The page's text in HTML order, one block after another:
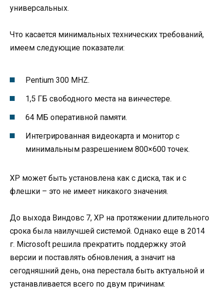
универсальных.
Что касается минимальных технических требований,
имеем следующие показатели:
Pentium 300 MHZ.
1,5 ГБ свободного места на винчестере.
64 МБ оперативной памяти.
Интегрированная видеокарта и монитор с
минимальным разрешением 800×600 точек.
XP может быть установлена как с диска, так и с
флешки – это не имеет никакого значения.
До выхода Виндовс 7, XP на протяжении длительного
срока была наилучшей системой. Однако еще в 2014
г. Microsoft решила прекратить поддержку этой
версии и поставлять обновления, а значит на
сегодняшний день, она перестала быть актуальной и
устанавливается всего по двум причинам: